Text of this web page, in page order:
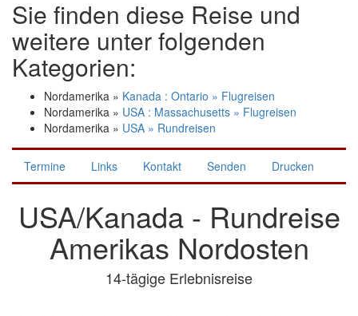
Sie finden diese Reise und
weitere unter folgenden
Kategorien:
Nordamerika » Kanada : Ontario » Flugreisen
Nordamerika » USA : Massachusetts » Flugreisen
Nordamerika » USA » Rundreisen
Termine Links Kontakt Senden Drucken
USA/Kanada - Rundreise
Amerikas Nordosten
14-tägige Erlebnisreise